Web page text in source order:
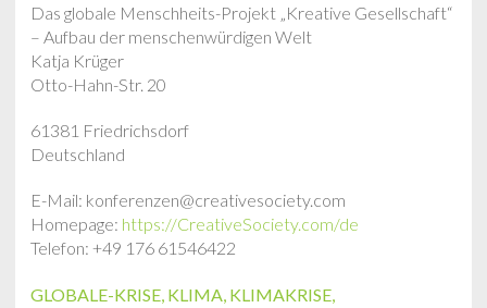
Das globale Menschheits-Projekt „Kreative Gesellschaft“
– Aufbau der menschenwürdigen Welt
Katja Krüger
Otto-Hahn-Str. 20
61381 Friedrichsdorf
Deutschland
E-Mail: konferenzen@creativesociety.com
Homepage: https://CreativeSociety.com/de
Telefon: +49 176 61546422
GLOBALE-KRISE, KLIMA, KLIMAKRISE,